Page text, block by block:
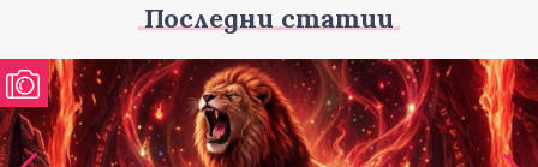
Последни статии